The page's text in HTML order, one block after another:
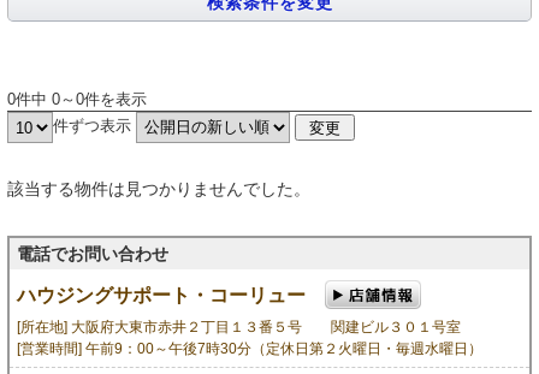
0件中 0～0件を表示
件ずつ表示
該当する物件は見つかりませんでした。
電話でお問い合わせ
ハウジングサポート・コーリュー
[所在地] 大阪府大東市赤井２丁目１３番５号 関建ビル３０１号室
[営業時間] 午前9：00～午後7時30分（定休日第２火曜日・毎週水曜日）